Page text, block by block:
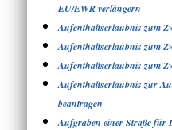
EU/EWR verlängern
Aufenthaltserlaubnis zum
Aufenthaltserlaubnis zum
Aufenthaltserlaubnis zum
Aufenthaltserlaubnis zur
beantragen
Aufgraben einer Straße für